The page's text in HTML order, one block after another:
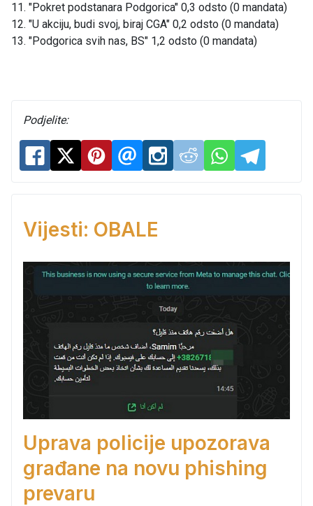
11. "Pokret podstanara Podgorica" 0,3 odsto (0 mandata)
12. "U akciju, budi svoj, biraj CGA" 0,2 odsto (0 mandata)
13. "Podgorica svih nas, BS" 1,2 odsto (0 mandata)
Podjelite:
Vijesti: OBALE
Uprava policije upozorava
građane na novu phishing
prevaru